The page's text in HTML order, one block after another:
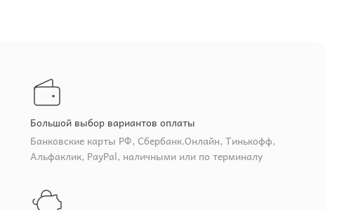
Большой выбор вариантов оплаты
Банковские карты РФ, Сбербанк.Онлайн, Тинькофф,
Альфаклик, PayPal, наличными или по терминалу